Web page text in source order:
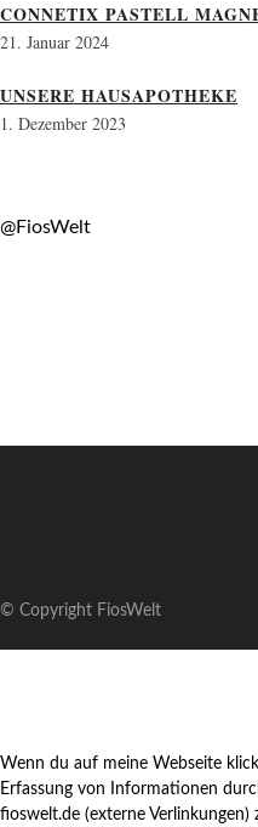
CONNETIX PASTELL
21. Januar 2024
UNSERE HAUSAPOTHEKE
1. Dezember 2023
@FiosWelt
© Copyright FiosWelt
Wenn du auf meine Webseite
Erfassung von Informationen
fioswelt.de (externe